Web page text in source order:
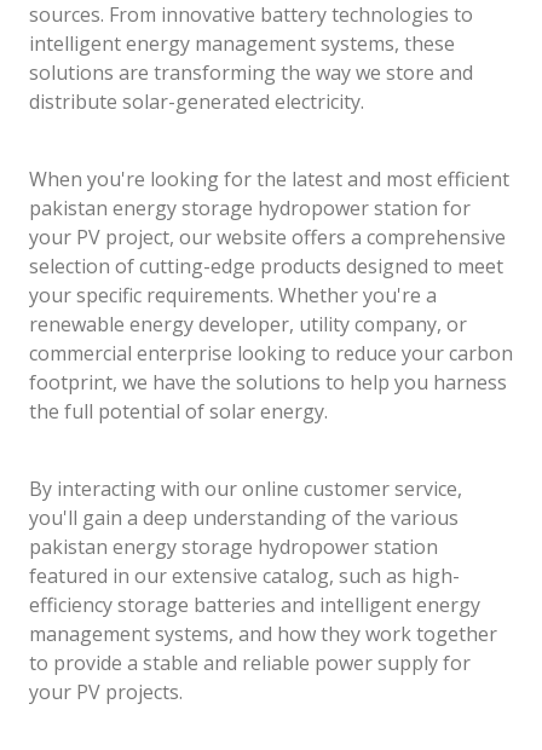
sources. From innovative battery technologies to
intelligent energy management systems, these
solutions are transforming the way we store and
distribute solar-generated electricity.
When you're looking for the latest and most efficient
pakistan energy storage hydropower station for
your PV project, our website offers a comprehensive
selection of cutting-edge products designed to meet
your specific requirements. Whether you're a
renewable energy developer, utility company, or
commercial enterprise looking to reduce your carbon
footprint, we have the solutions to help you harness
the full potential of solar energy.
By interacting with our online customer service,
you'll gain a deep understanding of the various
pakistan energy storage hydropower station
featured in our extensive catalog, such as high-
efficiency storage batteries and intelligent energy
management systems, and how they work together
to provide a stable and reliable power supply for
your PV projects.